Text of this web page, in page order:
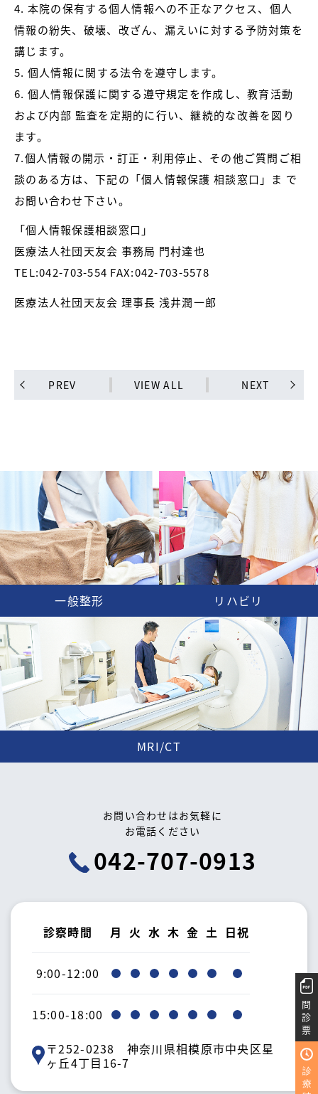
4. 本院の保有する個人情報への不正なアクセス、個人
情報の紛失、破壊、改ざん、漏えいに対する予防対策を
講じます。
5. 個人情報に関する法令を遵守します。
6. 個人情報保護に関する遵守規定を作成し、教育活動
および内部 監査を定期的に行い、継続的な改善を図り
ます。
7.個人情報の開示・訂正・利用停止、その他ご質問ご相
談のある方は、下記の「個人情報保護 相談窓口」ま で
お問い合わせ下さい。
「個人情報保護相談窓口」
医療法人社団天友会 事務局 門村達也
TEL:042-703-554 FAX:042-703-5578
医療法人社団天友会 理事長 浅井潤一郎
PREV VIEW ALL NEXT
一般整形 リハビリ
MRI/CT
お問い合わせはお気軽に
お電話ください
042-707-0913
診察時間 月 火 水 木 金 土 日祝
9:00-12:00
15:00-18:00
〒252-0238 神奈川県相模原市中央区星
ヶ丘4丁目16-7
診
療
問
診
票